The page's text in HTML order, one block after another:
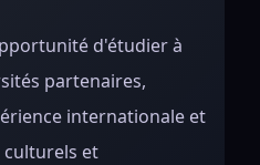
d'étudier à
partenaires,
internationale et
et